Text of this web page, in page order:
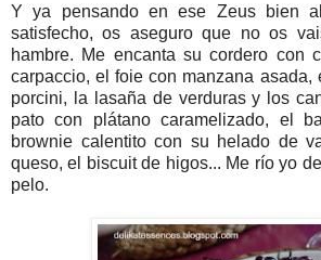
Y ya pensando en ese Zeus bien
satisfecho, os aseguro que no os
hambre. Me encanta su cordero con
carpaccio, el foie con manzana asada,
porcini, la lasaña de verduras y los
pato con plátano caramelizado, el
brownie calentito con su helado de
queso, el biscuit de higos... Me río yo
pelo.